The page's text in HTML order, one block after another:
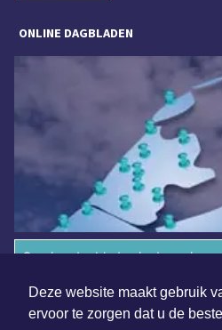
Deze website maakt gebruik
ervoor te zorgen dat u de
ONLINE DAGBLADEN
Overige dagbladen in de regio
Algemene voorwaarden